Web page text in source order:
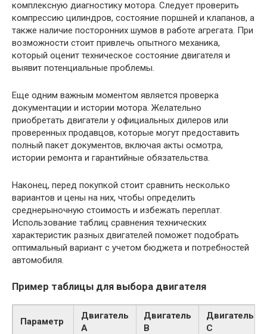
комплексную диагностику мотора. Следует проверить
компрессию цилиндров, состояние поршней и клапанов, а
также наличие посторонних шумов в работе агрегата. При
возможности стоит привлечь опытного механика,
который оценит техническое состояние двигателя и
выявит потенциальные проблемы.
Еще одним важным моментом является проверка
документации и истории мотора. Желательно
приобретать двигатели у официальных дилеров или
проверенных продавцов, которые могут предоставить
полный пакет документов, включая акты осмотра,
истории ремонта и гарантийные обязательства.
Наконец, перед покупкой стоит сравнить несколько
вариантов и цены на них, чтобы определить
среднерыночную стоимость и избежать переплат.
Использование таблиц сравнения технических
характеристик разных двигателей поможет подобрать
оптимальный вариант с учетом бюджета и потребностей
автомобиля.
Пример таблицы для выбора двигателя
Параметр
Двигатель
A
Двигатель
B
Двигатель
C